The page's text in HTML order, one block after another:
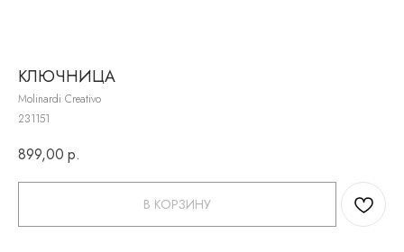
КЛЮЧНИЦА
Molinardi Creativo
231151
899,00 р.
В КОРЗИНУ